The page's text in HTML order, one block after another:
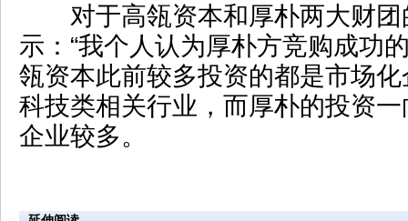
对于高瓴资本和厚朴两大财团
示：“我个人认为厚朴方竞购成功
瓴资本此前较多投资的都是市场
科技类相关行业，而厚朴的投资
企业较多。